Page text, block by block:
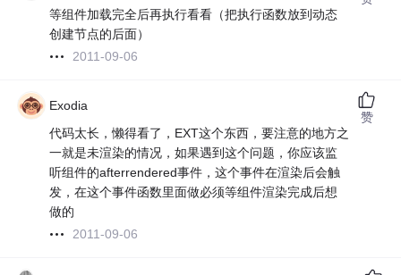
等组件加载完全后再执行看看（把执行函数放到动态
创建节点的后面）
2011-09-06
Exodia
代码太长，懒得看了，EXT这个东西，要注意的地方之
一就是未渲染的情况，如果遇到这个问题，你应该监
听组件的afterrendered事件，这个事件在渲染后会触
发，在这个事件函数里面做必须等组件渲染完成后想
做的
2011-09-06
赞